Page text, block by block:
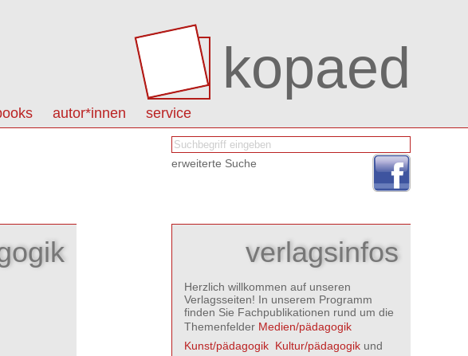
kopaed
autor*innen service
erweiterte Suche
verlagsinfos
Herzlich willkommen auf unseren
Verlagsseiten! In unserem Programm
finden Sie Fachpublikationen rund um die
Themenfelder Medien/pädagogik
Kunst/pädagogik Kultur/pädagogik und